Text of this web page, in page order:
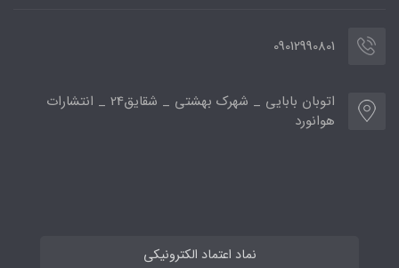
09012990801
اتوبان بابایی _ شهرک بهشتی _ شقایق24 _ انتشارات
هوانورد
نماد اعتماد الکترونیکی